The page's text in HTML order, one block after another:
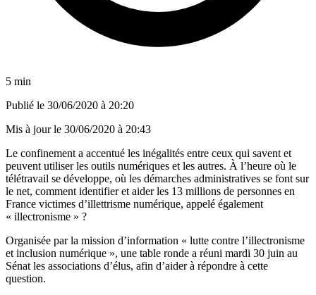
5 min
Publié le 30/06/2020 à 20:20
Mis à jour le 30/06/2020 à 20:43
Le confinement a accentué les inégalités entre ceux qui savent et
peuvent utiliser les outils numériques et les autres. À l’heure où le
télétravail se développe, où les démarches administratives se font sur
le net, comment identifier et aider les 13 millions de personnes en
France victimes d’illettrisme numérique, appelé également
« illectronisme » ?
Organisée par la mission d’information « lutte contre l’illectronisme
et inclusion numérique », une table ronde a réuni mardi 30 juin au
Sénat les associations d’élus, afin d’aider à répondre à cette
question.